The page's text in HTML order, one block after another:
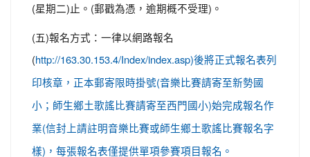
(星期二)止。(郵戳為憑，逾期概不受理)。
(五)報名方式：一律以網路報名
( http://163.30.153.4/Index/index.asp)後將正式報名表列
印核章，正本郵寄限時掛號(音樂比賽請寄至新勢國
小；師生鄉土歌謠比賽請寄至西門國小)始完成報名作
業(信封上請註明音樂比賽或師生鄉土歌謠比賽報名字
樣)，每張報名表僅提供單項參賽項目報名。